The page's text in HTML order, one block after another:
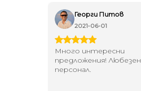
Георги Питов
2021-06-01
Много интересни
предложения! Любезен
персонал.